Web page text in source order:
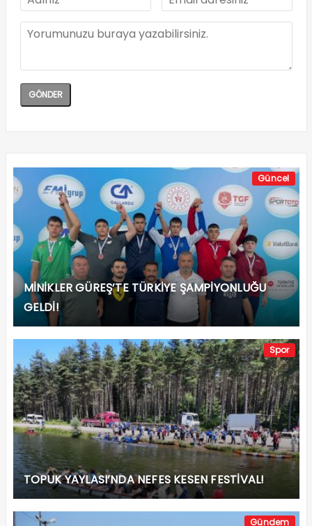
Güncel
MİNİKLER GÜREŞ’TE TÜRKİYE ŞAMPİYONLUĞU
GELDİ!
Spor
TOPUK YAYLASI’NDA NEFES KESEN FESTİVAL!
Gündem